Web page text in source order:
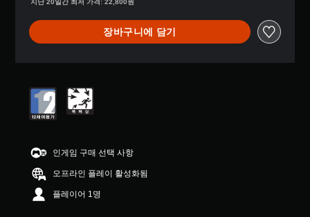
로
부
터
중
균
6
4
별
지난 20일간 최저 가격: 22,800원
장바구니에 담기
인게임 구매 선택 사항
오프라인 플레이 활성화됨
플레이어 1명